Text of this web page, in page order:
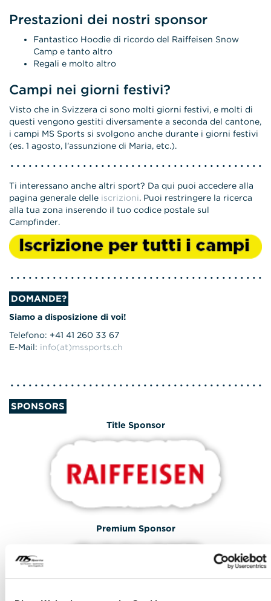
Prestazioni dei nostri sponsor
Fantastico Hoodie di ricordo del Raiffeisen Snow
Camp e tanto altro
Regali e molto altro
Campi nei giorni festivi?
Visto che in Svizzera ci sono molti giorni festivi, e molti di
questi vengono gestiti diversamente a seconda del cantone,
i campi MS Sports si svolgono anche durante i giorni festivi
(es. 1 agosto, l'assunzione di Maria, etc.).
Ti interessano anche altri sport? Da qui puoi accedere alla
pagina generale delle iscrizioni. Puoi restringere la ricerca
alla tua zona inserendo il tuo codice postale sul
Campfinder.
DOMANDE?
Siamo a disposizione di voi!
Telefono: +41 41 260 33 67
E-Mail: info(at)mssports.ch
SPONSORS
Title Sponsor
Premium Sponsor